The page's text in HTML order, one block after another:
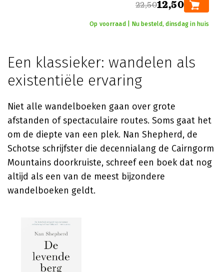
22,5012,50
Op voorraad | Nu besteld, dinsdag in huis
Een klassieker: wandelen als
existentiële ervaring
Niet alle wandelboeken gaan over grote
afstanden of spectaculaire routes. Soms gaat het
om de diepte van een plek. Nan Shepherd, de
Schotse schrijfster die decennialang de Cairngorm
Mountains doorkruiste, schreef een boek dat nog
altijd als een van de meest bijzondere
wandelboeken geldt.